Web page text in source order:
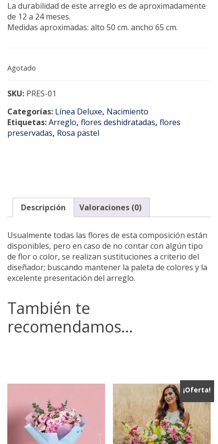
La durabilidad de este arreglo es de aproximadamente
de 12 a 24 meses.
Medidas aproximadas: alto 50 cm. ancho 65 cm.
Agotado
SKU: PRES-01
Categorías: Línea Deluxe, Nacimiento
Etiquetas:Arreglo, flores deshidratadas, flores
preservadas, Rosa pastel
Descripción Valoraciones (0)
Usualmente todas las flores de esta composición están
disponibles, pero en caso de no contar con algún tipo
de flor o color, se realizan sustituciones a criterio del
diseñador; buscando mantener la paleta de colores y la
excelente presentación del arreglo.
También te
recomendamos…
¡Oferta!